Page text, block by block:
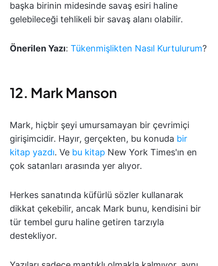
başka birinin midesinde savaş esiri haline
gelebileceği tehlikeli bir savaş alanı olabilir.
Önerilen Yazı: Tükenmişlikten Nasıl Kurtulurum?
12. Mark Manson
Mark, hiçbir şeyi umursamayan bir çevrimiçi
girişimcidir. Hayır, gerçekten, bu konuda bir
kitap yazdı. Ve bu kitap New York Times'ın en
çok satanları arasında yer alıyor.
Herkes sanatında küfürlü sözler kullanarak
dikkat çekebilir, ancak Mark bunu, kendisini bir
tür tembel guru haline getiren tarzıyla
destekliyor.